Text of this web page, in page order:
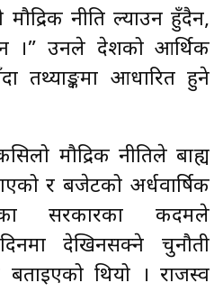
नीति ल्याउन हुँदैन,
।” उनले देशको आर्थिक
तथ्याङ्कमा आधारित हुने
मौद्रिक नीतिले बाह्य
र बजेटको अर्धवार्षिक
सरकारका कदमले
देखिनसक्ने चुनौती
थियो । राजस्व